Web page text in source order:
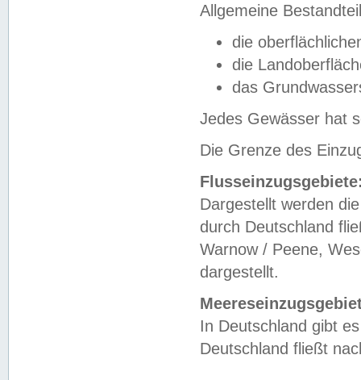
Allgemeine
die
die
das
Jedes Gewässer hat
Die Grenze des
Dargestellt werden
durch Deutschland
Warnow / Peene,
dargestellt.
In Deutschland gibt
Deutschland fließt